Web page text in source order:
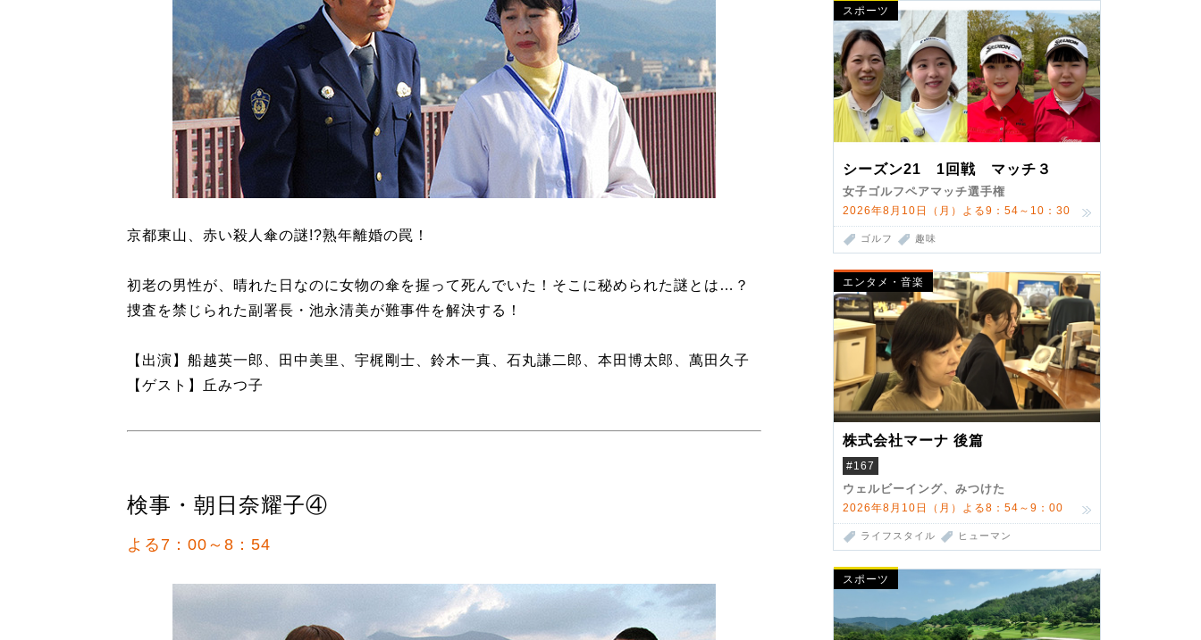
スポーツ
シーズン21 1回戦 マッチ３
女子ゴルフペアマッチ選手権
2026年8月10日（月）よる9：54～10：30
ゴルフ 趣味
エンタメ・音楽
株式会社マーナ 後篇
#167
ウェルビーイング、みつけた
2026年8月10日（月）よる8：54～9：00
ライフスタイル ヒューマン
スポーツ
京都東山、赤い殺人傘の謎!?熟年離婚の罠！
初老の男性が、晴れた日なのに女物の傘を握って死んでいた！そこに秘められた謎とは…？
捜査を禁じられた副署長・池永清美が難事件を解決する！
【出演】船越英一郎、田中美里、宇梶剛士、鈴木一真、石丸謙二郎、本田博太郎、萬田久子
【ゲスト】丘みつ子
検事・朝日奈耀子④
よる7：00～8：54